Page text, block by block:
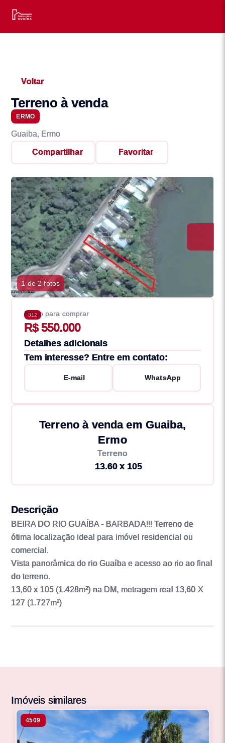
Voltar
Terreno à venda
ERMO
Guaiba, Ermo
Compartilhar Favoritar
1 de 2 fotos
312
Preço para comprar
R$ 550.000
Detalhes adicionais
Tem interesse? Entre em contato:
E-mail WhatsApp
Terreno à venda em Guaiba,
Ermo
Terreno
13.60 x 105
Descrição
BEIRA DO RIO GUAÍBA - BARBADA!!! Terreno de
ótima localização ideal para imóvel residencial ou
comercial.
Vista panorâmica do rio Guaíba e acesso ao rio ao final
do terreno.
13,60 x 105 (1.428m²) na DM, metragem real 13,60 X
127 (1.727m²)
Imóveis similares
4509